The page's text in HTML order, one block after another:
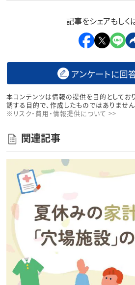
記事をシェアもしく
アンケートに回
本コンテンツは情報の提供を目的としてお
誘する目的で、作成したものではありません
※リスク・費用・情報提供について >>
関連記事